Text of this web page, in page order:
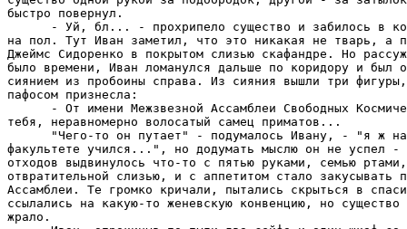
быстро повернул.
- Уй, бл... - прохрипело существо и забилось в
на пол. Тут Иван заметил, что это никакая не тварь, а
Джеймс Сидоренко в покрытом слизью скафандре. Hо
было времени, Иван ломанулся дальше по коридору и был
сиянием из пробоины справа. Из сияния вышли три
пафосом признесла:
- От имени Межзвезной Ассамблеи Свободных
тебя, неравномерно волосатый самец приматов...
"Чего-то он путает" - подумалось Ивану, - "я ж
факультете учился...", но додумать мыслю он не успел -
отходов выдвинулось что-то с пятью руками, семью
отвратительной слизью, и с аппетитом стало закусывать
Ассамблеи. Те громко кричали, пытались скрыться в
ссылались на какую-то женевскую конвенцию, но
жрало.